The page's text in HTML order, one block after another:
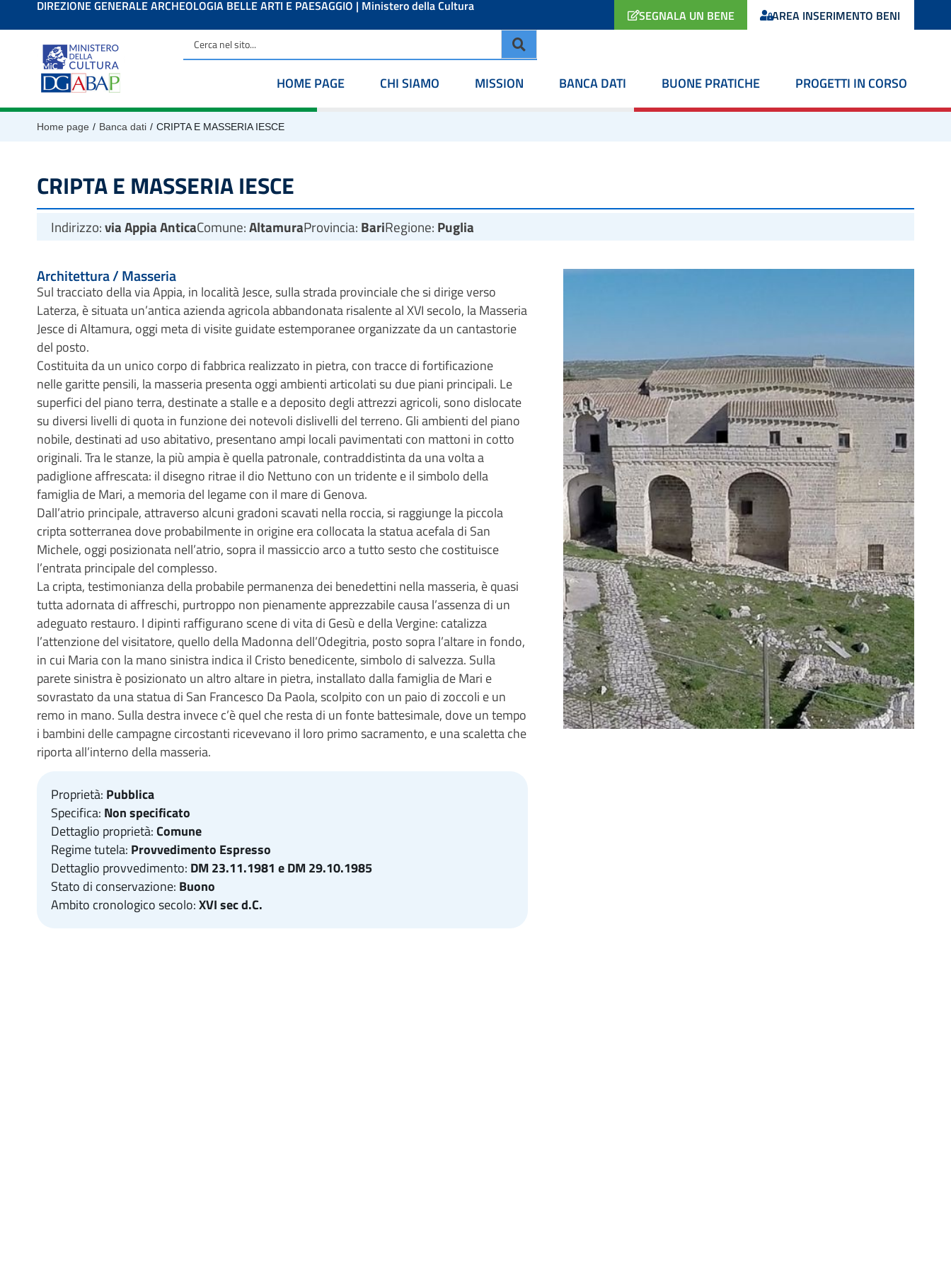
contenutoDIREZIONE GENERALE ARCHEOLOGIA BELLE ARTI E PAESAGGIO | Ministero della Cultura
SEGNALA UN BENE AREA INSERIMENTO BENI
HOME PAGE CHI SIAMO MISSION BANCA DATI BUONE PRATICHE PROGETTI IN CORSO
Home page / Banca dati / CRIPTA E MASSERIA IESCE
CRIPTA E MASSERIA IESCE
Indirizzo:via Appia AnticaComune:AltamuraProvincia: BariRegione: Puglia
Architettura / Masseria
Sul tracciato della via Appia, in località Jesce, sulla strada provinciale che si dirige verso
Laterza, è situata un’antica azienda agricola abbandonata risalente al XVI secolo, la Masseria
Jesce di Altamura, oggi meta di visite guidate estemporanee organizzate da un cantastorie
del posto.
Costituita da un unico corpo di fabbrica realizzato in pietra, con tracce di fortificazione
nelle garitte pensili, la masseria presenta oggi ambienti articolati su due piani principali. Le
superfici del piano terra, destinate a stalle e a deposito degli attrezzi agricoli, sono dislocate
su diversi livelli di quota in funzione dei notevoli dislivelli del terreno. Gli ambienti del piano
nobile, destinati ad uso abitativo, presentano ampi locali pavimentati con mattoni in cotto
originali. Tra le stanze, la più ampia è quella patronale, contraddistinta da una volta a
padiglione affrescata: il disegno ritrae il dio Nettuno con un tridente e il simbolo della
famiglia de Mari, a memoria del legame con il mare di Genova.
Dall’atrio principale, attraverso alcuni gradoni scavati nella roccia, si raggiunge la piccola
cripta sotterranea dove probabilmente in origine era collocata la statua acefala di San
Michele, oggi posizionata nell’atrio, sopra il massiccio arco a tutto sesto che costituisce
l’entrata principale del complesso.
La cripta, testimonianza della probabile permanenza dei benedettini nella masseria, è quasi
tutta adornata di affreschi, purtroppo non pienamente apprezzabile causa l’assenza di un
adeguato restauro. I dipinti raffigurano scene di vita di Gesù e della Vergine: catalizza
l’attenzione del visitatore, quello della Madonna dell’Odegitria, posto sopra l’altare in fondo,
in cui Maria con la mano sinistra indica il Cristo benedicente, simbolo di salvezza. Sulla
parete sinistra è posizionato un altro altare in pietra, installato dalla famiglia de Mari e
sovrastato da una statua di San Francesco Da Paola, scolpito con un paio di zoccoli e un
remo in mano. Sulla destra invece c’è quel che resta di un fonte battesimale, dove un tempo
i bambini delle campagne circostanti ricevevano il loro primo sacramento, e una scaletta che
riporta all’interno della masseria.
Proprietà: Pubblica
Specifica: Non specificato
Dettaglio proprietà:Comune
Regime tutela: Provvedimento Espresso
Dettaglio provvedimento: DM 23.11.1981 e DM 29.10.1985
Stato di conservazione: Buono
Ambito cronologico secolo:XVI sec d.C.